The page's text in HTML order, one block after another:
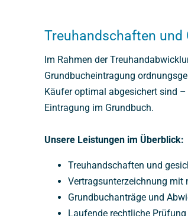
Treuhandschaften
Im Rahmen der
Grundbucheintragung
Käufer optimal abgesichert sind
Eintragung im Grundbuch.
Unsere Leistungen im Überblick:
Treuhandschaften und
Vertragsunterzeichnung mit
Grundbuchanträge und
Laufende rechtliche